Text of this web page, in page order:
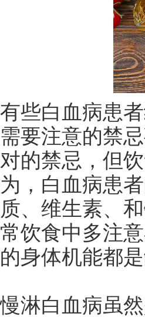
有些白血病患
需要注意的禁
对的禁忌，但
为，白血病患
质、维生素、
常饮食中多注
的身体机能都
慢淋白血病虽